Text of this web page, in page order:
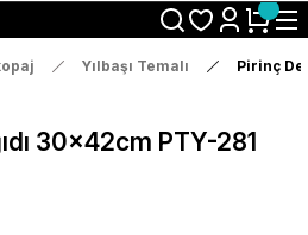
Sepette Hemen %10 İndirimi Kaçırma
Yılbaşı Temalı Pirinç
30x42cm PTY-281